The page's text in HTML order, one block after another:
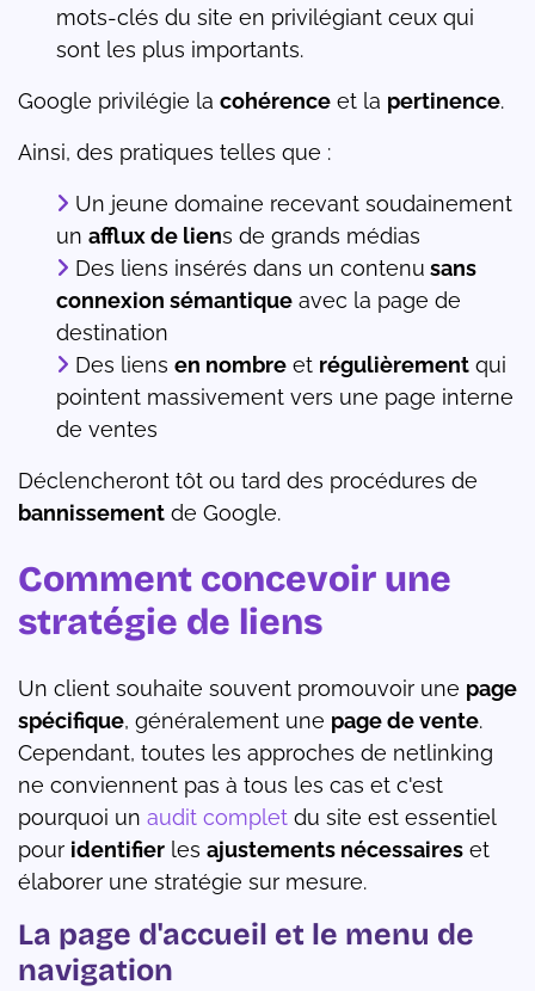
mots-clés du site en privilégiant ceux qui
sont les plus importants.
Google privilégie la cohérence et la pertinence.
Ainsi, des pratiques telles que :
Un jeune domaine recevant soudainement
un afflux de liens de grands médias
Des liens insérés dans un contenu sans
connexion sémantique avec la page de
destination
Des liens en nombre et régulièrement qui
pointent massivement vers une page interne
de ventes
Déclencheront tôt ou tard des procédures de
bannissement de Google.
Comment concevoir une
stratégie de liens
Un client souhaite souvent promouvoir une page
spécifique, généralement une page de vente.
Cependant, toutes les approches de netlinking
ne conviennent pas à tous les cas et c'est
pourquoi un audit complet du site est essentiel
pour identifier les ajustements nécessaires et
élaborer une stratégie sur mesure.
La page d'accueil et le menu de
navigation